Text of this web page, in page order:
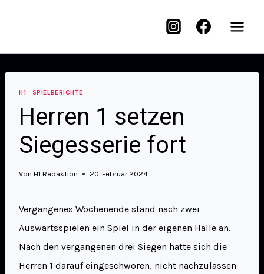
H1 SPIELBERICHTE
Herren 1 setzen
Siegesserie fort
Von H1 Redaktion 20. Februar 2024
Vergangenes Wochenende stand nach zwei
Auswärtsspielen ein Spiel in der eigenen Halle an.
Nach den vergangenen drei Siegen hatte sich die
Herren 1 darauf eingeschworen, nicht nachzulassen